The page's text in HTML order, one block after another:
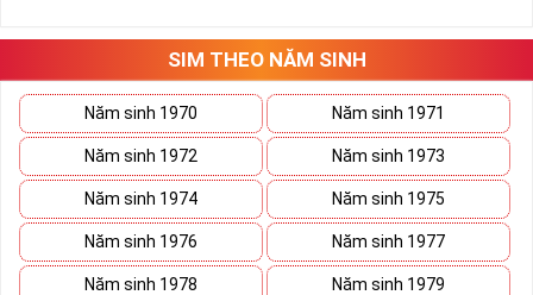
SIM THEO NĂM SINH
Năm sinh 1970 Năm sinh 1971
Năm sinh 1972 Năm sinh 1973
Năm sinh 1974 Năm sinh 1975
Năm sinh 1976 Năm sinh 1977
Năm sinh 1978 Năm sinh 1979